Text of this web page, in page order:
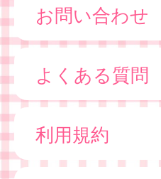
お問い合わせ
よくある質問
利用規約